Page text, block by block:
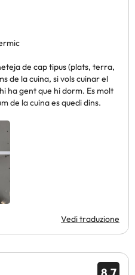
de cap tipus (plats, terra,
de la cuina, si vols cuinar el
ha gent que hi dorm. Es molt
de la cuina es quedi dins.
Vedi traduzione